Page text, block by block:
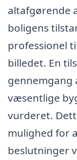
altafgørende
boligens
professionel
billedet. En
gennemgang
væsentlige
vurderet.
mulighed for
beslutninger